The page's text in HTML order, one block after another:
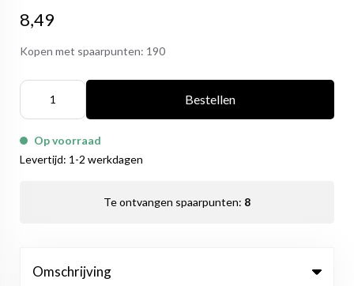
8,49
Kopen met spaarpunten: 190
Bestellen
Op voorraad
Levertijd: 1-2 werkdagen
Te ontvangen spaarpunten: 8
Omschrijving